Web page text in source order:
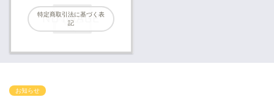
特定商取引法に基づく表
記
お知らせ